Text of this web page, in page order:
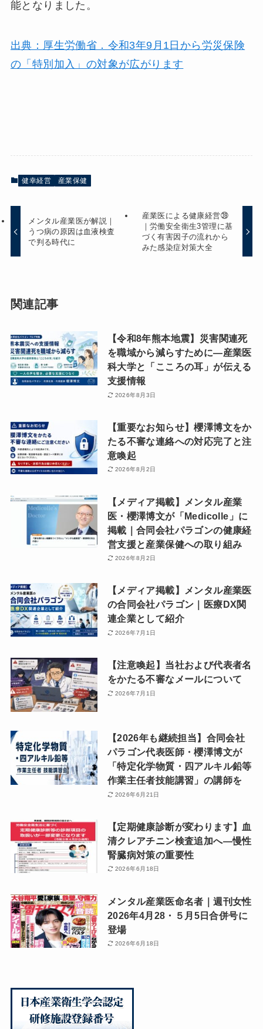
能となりました。
出典：厚生労働省．令和3年9月1日から労災保険
の「特別加入」の対象が広がります
健幸経営 産業保健
メンタル産業医が解説｜
うつ病の原因は血液検査
で判る時代に
産業医による健康経営㊴
｜労働安全衛生3管理に基
づく有害因子の流れから
みた感染症対策大全
関連記事
【令和8年熊本地震】災害関連死
を職域から減らすために―産業医
科大学と「こころの耳」が伝える
支援情報
2026年8月3日
【重要なお知らせ】櫻澤博文をか
たる不審な連絡への対応完了と注
意喚起
2026年8月2日
【メディア掲載】メンタル産業
医・櫻澤博文が「Medicolle」に
掲載｜合同会社パラゴンの健康経
営支援と産業保健への取り組み
2026年8月2日
【メディア掲載】メンタル産業医
の合同会社パラゴン｜医療DX関
連企業として紹介
2026年7月1日
【注意喚起】当社および代表者名
をかたる不審なメールについて
2026年7月1日
【2026年も継続担当】合同会社
パラゴン代表医師・櫻澤博文が
「特定化学物質・四アルキル鉛等
作業主任者技能講習」の講師を
2026年6月21日
【定期健康診断が変わります】血
清クレアチニン検査追加へ―慢性
腎臓病対策の重要性
2026年6月18日
メンタル産業医命名者｜週刊女性
2026年4月28・５月5日合併号に
登場
2026年6月18日